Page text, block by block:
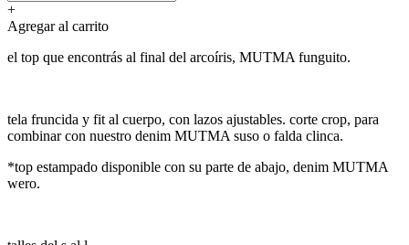
+
Agregar al carrito
el top que encontrás al final del arcoíris, MUTMA funguito.
tela fruncida y fit al cuerpo, con lazos ajustables. corte crop, para
combinar con nuestro denim MUTMA suso o falda clinca.
*top estampado disponible con su parte de abajo, denim MUTMA
wero.